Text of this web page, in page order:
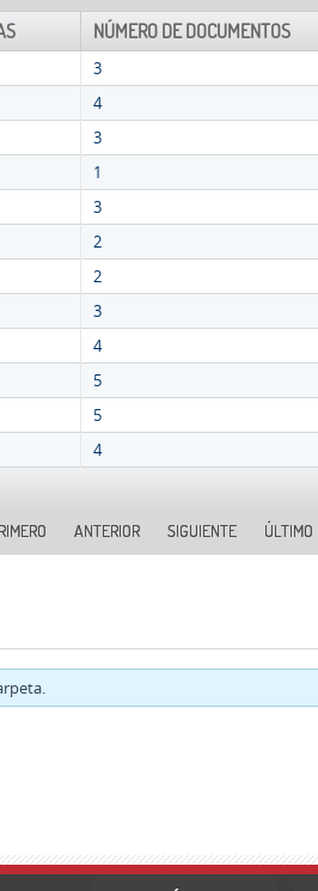
NÚMERO DE DOCUMENTOS
3
4
3
1
3
2
2
3
4
5
5
4
ANTERIOR SIGUIENTE ÚLTIMO